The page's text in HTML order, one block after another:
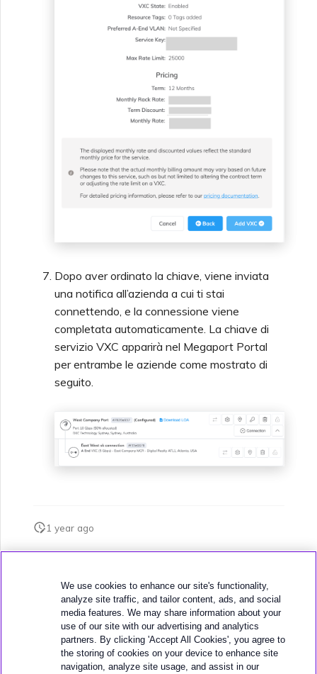
Dopo aver ordinato la chiave, viene inviata
una notifica all’azienda a cui ti stai
connettendo, e la connessione viene
completata automaticamente. La chiave di
servizio VXC apparirà nel Megaport Portal
per entrambe le aziende come mostrato di
seguito.
1 year ago
Successivo
We use cookies to enhance our site's functionality,
analyze site traffic, and tailor content, ads, and social
media features. We may share information about your
use of our site with our advertising and analytics
partners. By clicking 'Accept All Cookies', you agree to
the storing of cookies on your device to enhance site
navigation, analyze site usage, and assist in our